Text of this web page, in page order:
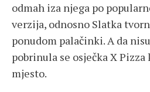
odmah iza njega po
verzija, odnosno Slatka
ponudom palačinki. A da
pobrinula se osječka X
mjesto.